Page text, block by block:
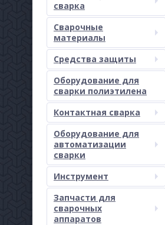
сварка
Сварочные
материалы
Средства защиты
Оборудование для
сварки полиэтилена
Контактная сварка
Оборудование для
автоматизации
сварки
Инструмент
Запчасти для
сварочных
аппаратов